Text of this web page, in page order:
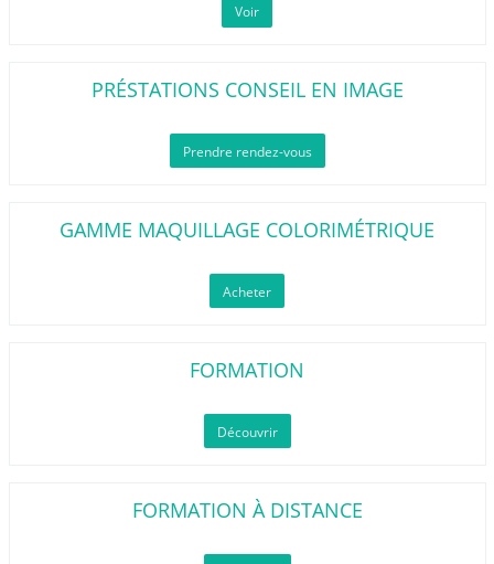
Voir
PRÉSTATIONS CONSEIL EN IMAGE
Prendre rendez-vous
GAMME MAQUILLAGE COLORIMÉTRIQUE
Acheter
FORMATION
Découvrir
FORMATION À DISTANCE